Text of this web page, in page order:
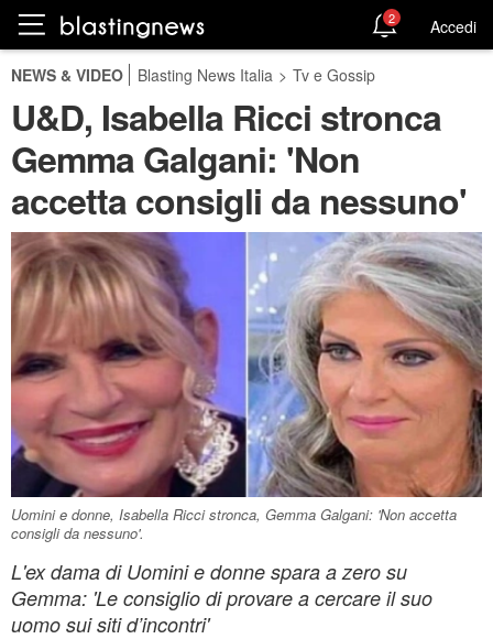
2 Accedi
NEWS & VIDEO Blasting News Italia > Tv e Gossip
U&D, Isabella Ricci stronca
Gemma Galgani: 'Non
accetta consigli da nessuno'
Uomini e donne, Isabella Ricci stronca, Gemma Galgani: 'Non accetta
consigli da nessuno'.
L'ex dama di Uomini e donne spara a zero su
Gemma: 'Le consiglio di provare a cercare il suo
uomo sui siti d’incontri'